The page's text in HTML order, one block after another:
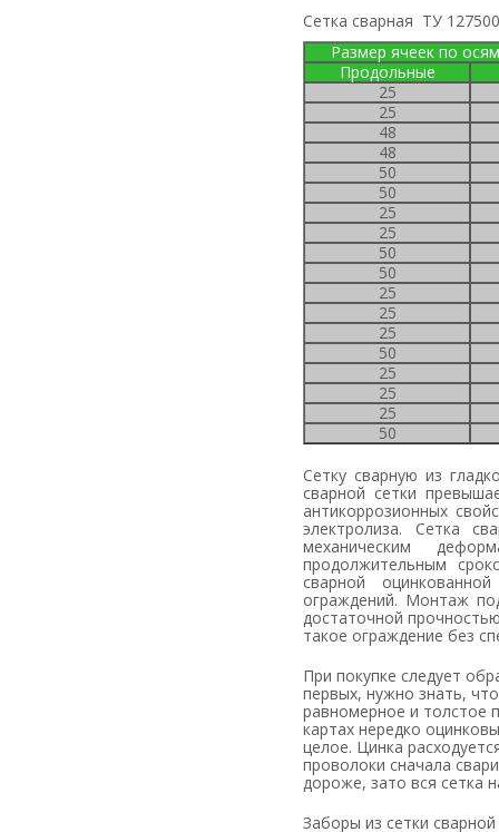
Сетка сварная ТУ
Размер ячеек по
продольные
25
25
48
48
50
50
25
25
50
50
25
25
25
50
25
25
25
50
Сетку сварную из гладкой проволоки выпускают в картах и рулонах (обычно стоимость рулона
сварной сетки
антикоррозионных
электролиза. Сетка
механическим
продолжительным
сварной
ограждений. Монтаж
достаточной
такое ограждение без
При покупке следует обратить внимание на то, каким образом выполнялось оцинкование. Во-
первых, нужно знать,
равномерное и толстое
картах нередко
целое. Цинка
проволоки сначала
дороже, зато вся сетка
Заборы из сетки сварной устанавливают как на личных участках, так и на промышленных объектах.